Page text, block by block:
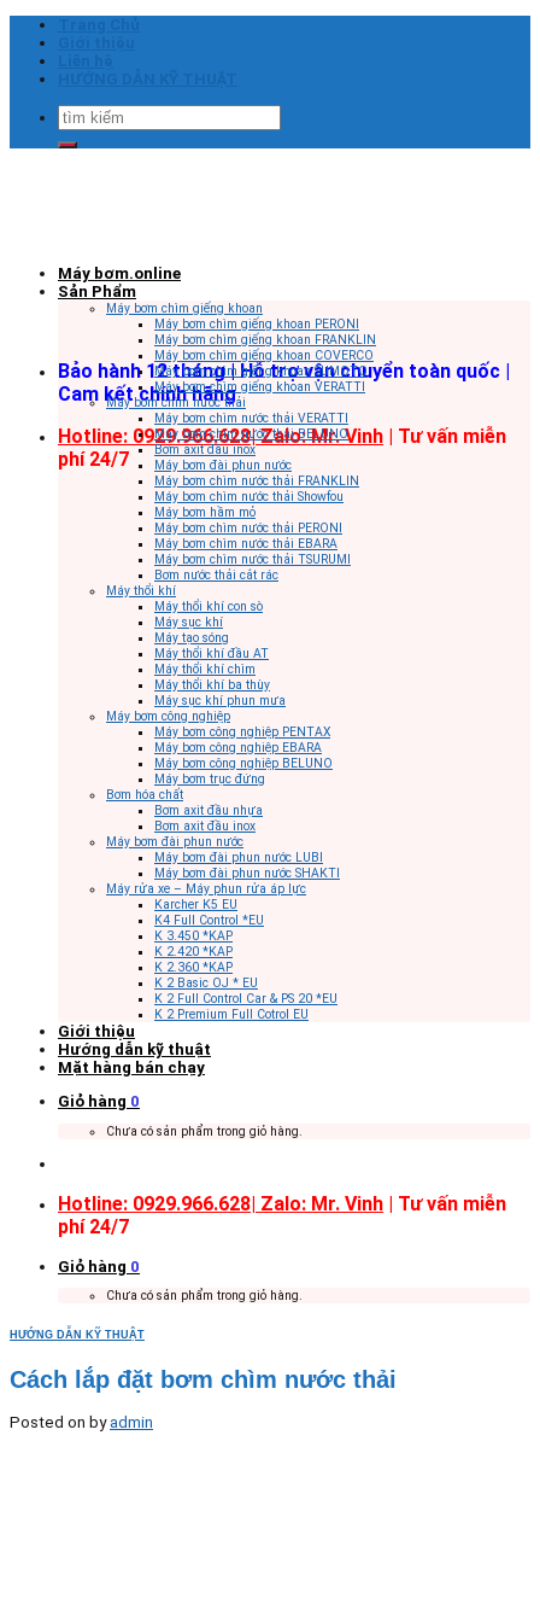
Skip
content
Tìm
kiếm:
Bảo hành 12 tháng | Hỗ trợ vận chuyển toàn quốc |
Cam kết chính hãng
Hotline: 0929.966.628|Zalo: Mr. Vinh | Tư vấn miễn
phí 24/7
Máy bơm.online
Sản Phẩm
Máy bơm chìm giếng khoan
Máy bơm chìm giếng khoan PERONI
Máy bơm chìm giếng khoan FRANKLIN
Máy bơm chìm giếng khoan COVERCO
Máy bơm chìm giếng khoan SUMOTO
Máy bơm chìm giếng khoan VERATTI
Máy bơm chìm nước thải
Máy bơm chìm nước thải VERATTI
Máy bơm chìm nước thải BELUNO
Bơm axit đầu inox
Máy bơm đài phun nước
Máy bơm chìm nước thải FRANKLIN
Máy bơm chìm nước thải Showfou
Máy bơm hầm mỏ
Máy bơm chìm nước thải PERONI
Máy bơm chìm nước thải EBARA
Máy bơm chìm nước thải TSURUMI
Bơm nước thải cắt rác
Máy thổi khí
Máy thổi khí con sò
Máy sục khí
Máy tạo sóng
Máy thổi khí đầu AT
Máy thổi khí chìm
Máy thổi khí ba thùy
Máy sục khí phun mưa
Máy bơm công nghiệp
Máy bơm công nghiệp PENTAX
Máy bơm công nghiệp EBARA
Máy bơm công nghiệp BELUNO
Máy bơm trục đứng
Bơm hóa chất
Bơm axit đầu nhựa
Bơm axit đầu inox
Máy bơm đài phun nước
Máy bơm đài phun nước LUBI
Máy bơm đài phun nước SHAKTI
Máy rửa xe – Máy phun rửa áp lực
Karcher K5 EU
K4 Full Control *EU
K 3.450 *KAP
K 2.420 *KAP
K 2.360 *KAP
K 2 Basic OJ * EU
K 2 Full Control Car & PS 20 *EU
K 2 Premium Full Cotrol EU
Giới thiệu
Hướng dẫn kỹ thuật
Mặt hàng bán chạy
Giỏ hàng 0
Chưa có sản phẩm trong giỏ hàng.
Hotline: 0929.966.628| Zalo: Mr. Vinh | Tư vấn miễn
phí 24/7
Giỏ hàng 0
Chưa có sản phẩm trong giỏ hàng.
HƯỚNG DẪN KỸ THUẬT
Cách lắp đặt bơm chìm nước thải
Posted on byadmin